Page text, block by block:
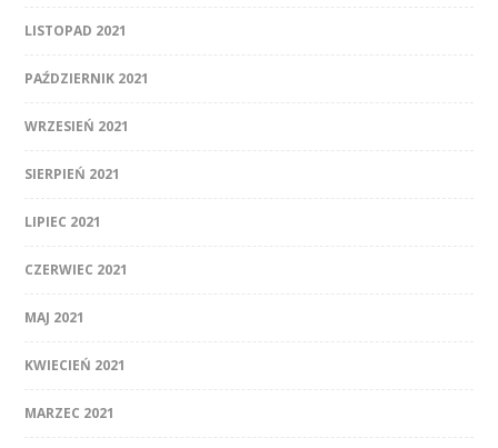
LISTOPAD 2021
PAŹDZIERNIK 2021
WRZESIEŃ 2021
SIERPIEŃ 2021
LIPIEC 2021
CZERWIEC 2021
MAJ 2021
KWIECIEŃ 2021
MARZEC 2021